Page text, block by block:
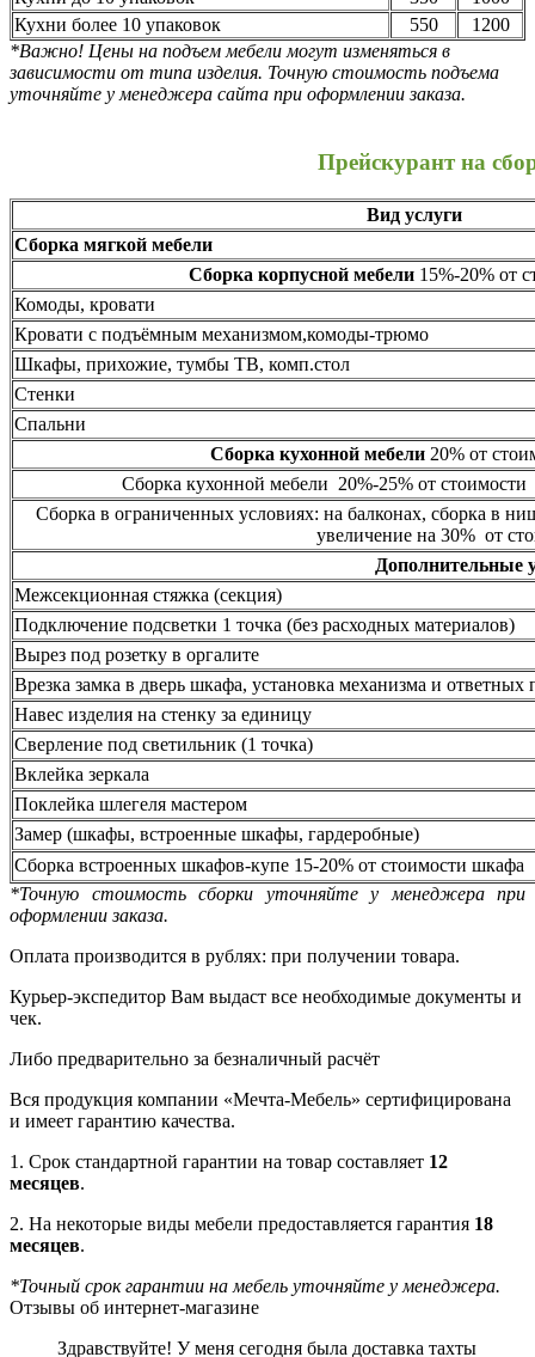
Кухни более 10 упаковок
550
1200
*Важно! Цены на подъем мебели могут изменяться в
зависимости от типа изделия. Точную стоимость подъема
уточняйте у менеджера сайта при оформлении заказа.
Прейскурант на
Вид услуги
Сборка мягкой мебели
Сборка корпусной мебели15%-20% от
Комоды, кровати
Кровати с подъёмным механизмом,комоды-трюмо
Шкафы, прихожие, тумбы ТВ, комп.стол
Стенки
Спальни
Сборка кухонной мебели20% от
Сборка кухонной мебели 20%-25% от стоимости
Сборка в ограниченных условиях: на балконах, сборка в
увеличение на 30% от
Дополнительные
Межсекционная стяжка (секция)
Подключение подсветки 1 точка (без расходных материалов)
Вырез под розетку в оргалите
Врезка замка в дверь шкафа, установка механизма и ответных
Навес изделия на стенку за единицу
Сверление под светильник (1 точка)
Вклейка зеркала
Поклейка шлегеля мастером
Замер (шкафы, встроенные шкафы, гардеробные)
Сборка встроенных шкафов-купе 15-20% от стоимости шкафа
*Точную стоимость сборки уточняйте у менеджера при
оформлении заказа.
Оплата производится в рублях: при получении товара.
Курьер-экспедитор Вам выдаст все необходимые документы и
чек.
Либо предварительно за безналичный расчёт
Вся продукция компании «Мечта-Мебель» сертифицирована
и имеет гарантию качества.
1. Срок стандартной гарантии на товар составляет 12
месяцев.
2. На некоторые виды мебели предоставляется гарантия 18
месяцев.
*Точный срок гарантии на мебель уточняйте у менеджера.
Отзывы об интернет-магазине
Здравствуйте! У меня сегодня была доставка тахты